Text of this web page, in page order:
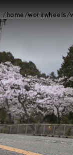
/home/